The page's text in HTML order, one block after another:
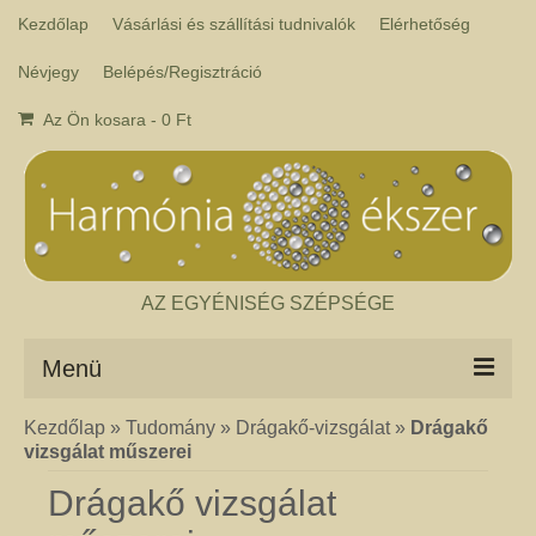
Kezdőlap Vásárlási és szállítási tudnivalók Elérhetőség
Névjegy Belépés/Regisztráció
Az Ön kosara - 0 Ft
AZ EGYÉNISÉG SZÉPSÉGE
Menü
Csakra ékszer
A kézműves csakra ékszer ásványai tulajdonképpen gyógyító kövek, amelyek
ékszerben minden csakrához tartozik egy kristály, és általában a kő színe
határozza meg, hogy melyik csakrához rendeljük. Így lehetséges az, hogy pl.
Kezdőlap » Tudomány » Drágakő-vizsgálat» Drágakő
vizsgálat műszerei
Drágakő vizsgálat